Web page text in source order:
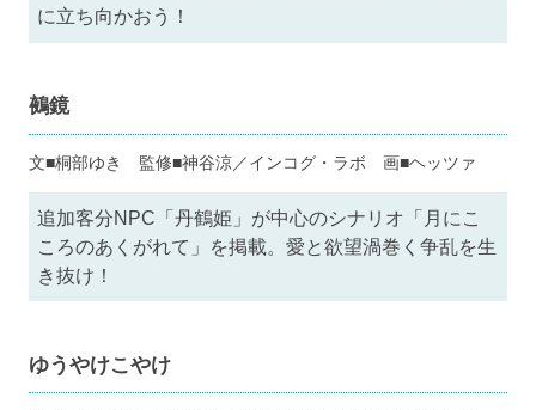
に立ち向かおう！
鵺鏡
文■桐部ゆき 監修■神谷涼／インコグ・ラボ 画■ヘッツァ
追加客分NPC「丹鶴姫」が中心のシナリオ「月にこ
ころのあくがれて」を掲載。愛と欲望渦巻く争乱を生
き抜け！
ゆうやけこやけ